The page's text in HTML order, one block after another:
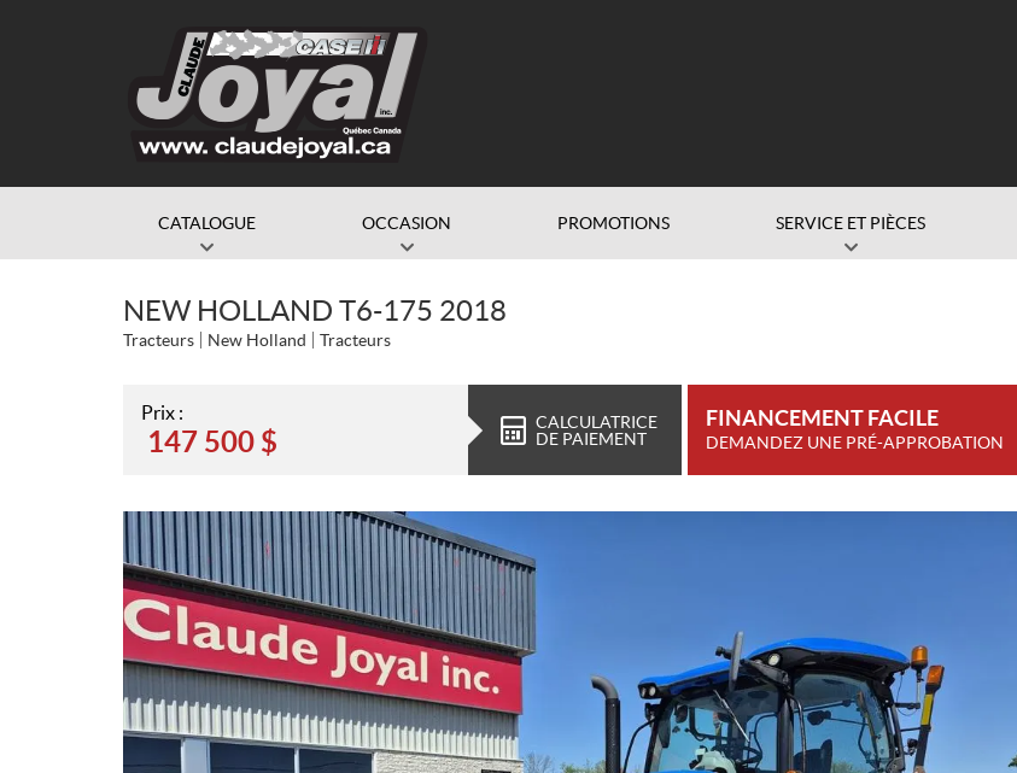
CATALOGUE OCCASION PROMOTIONS SERVICE ET PIÈCES
NEW HOLLAND T6-175 2018
Tracteurs New Holland Tracteurs
Prix :
147 500 $
CALCULATRICE
DE PAIEMENT
FINANCEMENT FACILE
DEMANDEZ UNE PRÉ-APPROBATION